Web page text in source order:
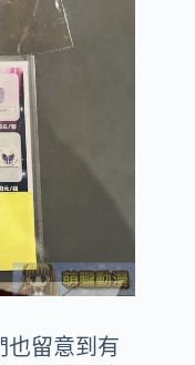
也留意到有